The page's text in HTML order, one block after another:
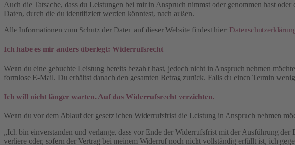
Auch die Tatsache, dass du Leistungen bei mir in Anspruch nimmst oder genommen hast
Daten, durch die du identifiziert werden könntest, nach außen.
Alle Informationen zum Schutz der Daten auf dieser Website findest hier:
Ich habe es mir anders überlegt: Widerrufsrecht
Wenn du eine gebuchte Leistung bereits bezahlt hast, jedoch nicht in Anspruch nehmen
formlose E-Mail. Du erhältst danach den gesamten Betrag zurück. Falls du einen Termin
Ich will nicht länger warten. Auf das Widerrufsrecht verzichten.
Wenn du vor dem Ablauf der gesetzlichen Widerrufsfrist die Leistung in Anspruch nehmen
„Ich bin einverstanden und verlange, dass vor Ende der Widerrufsfrist mit der Ausführung
verliere oder, sofern der Vertrag bei meinem Widerruf noch nicht vollständig erfüllt ist, ich